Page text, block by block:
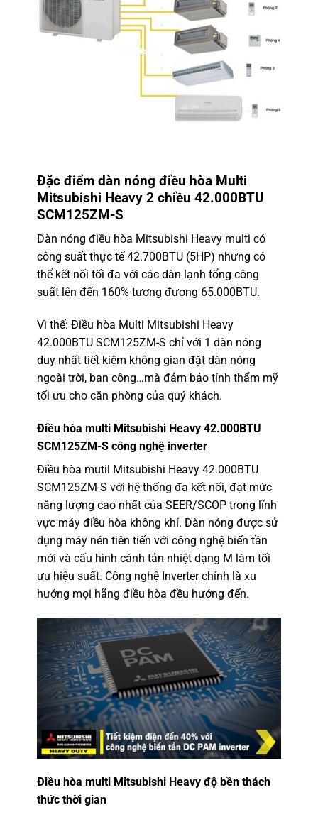
Đặc điểm dàn nóng điều hòa Multi
Mitsubishi Heavy 2 chiều 42.000BTU
SCM125ZM-S
Dàn nóng điều hòa Mitsubishi Heavy multi có
công suất thực tế 42.700BTU (5HP) nhưng có
thể kết nối tối đa với các dàn lạnh tổng công
suất lên đến 160% tương đương 65.000BTU.
Vì thế: Điều hòa Multi Mitsubishi Heavy
42.000BTU SCM125ZM-S chỉ với 1 dàn nóng
duy nhất tiết kiệm không gian đặt dàn nóng
ngoài trời, ban công…mà đảm bảo tính thẩm mỹ
tối ưu cho căn phòng của quý khách.
Điều hòa multi Mitsubishi Heavy 42.000BTU
SCM125ZM-S công nghệ inverter
Điều hòa mutil Mitsubishi Heavy 42.000BTU
SCM125ZM-S với hệ thống đa kết nối, đạt mức
năng lượng cao nhất của SEER/SCOP trong lĩnh
vực máy điều hòa không khí. Dàn nóng được sử
dụng máy nén tiên tiến với công nghệ biến tần
mới và cấu hình cánh tản nhiệt dạng M làm tối
ưu hiệu suất. Công nghệ Inverter chính là xu
hướng mọi hãng điều hòa đều hướng đến.
Điều hòa multi Mitsubishi Heavy độ bền thách
thức thời gian